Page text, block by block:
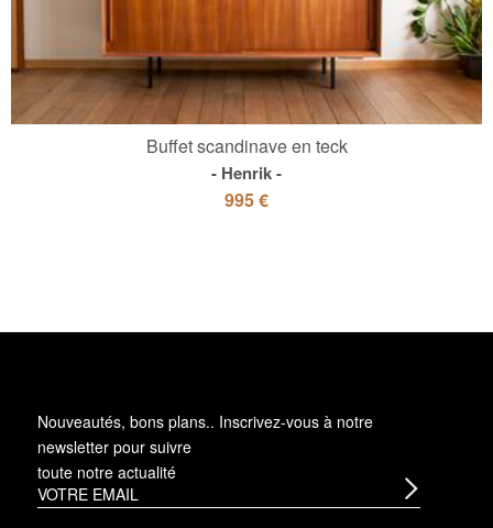
Buffet scandinave en teck
Henrik
995 €
Nouveautés, bons plans.. Inscrivez-vous à notre
newsletter pour suivre
toute notre actualité